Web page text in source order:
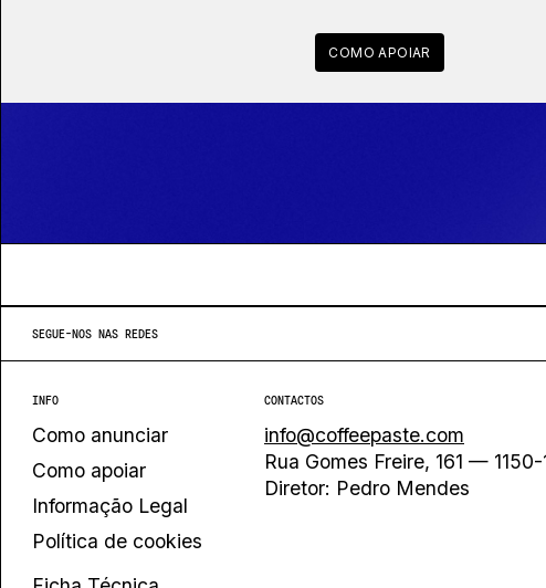
COMO APOIAR
SEGUE-NOS NAS REDES
INFO
Como anunciar
Como apoiar
Informação Legal
Política de cookies
CONTACTOS
info@coffeepaste.com
Rua Gomes Freire, 161 —
Diretor: Pedro Mendes